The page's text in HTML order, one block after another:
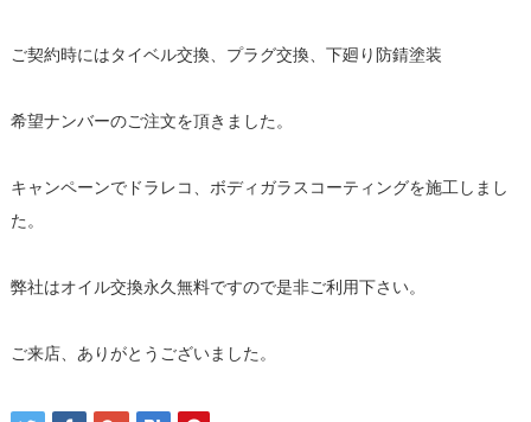
ご契約時にはタイベル交換、プラグ交換、下廻り防錆塗装
希望ナンバーのご注文を頂きました。
キャンペーンでドラレコ、ボディガラスコーティングを施工しまし
た。
弊社はオイル交換永久無料ですので是非ご利用下さい。
ご来店、ありがとうございました。